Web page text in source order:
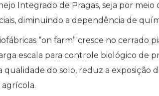
Integrado de Pragas, seja por
diminuindo a dependência de
“on farm” cresce no cerrado
escala para controle biológico de
qualidade do solo, reduz a exposição